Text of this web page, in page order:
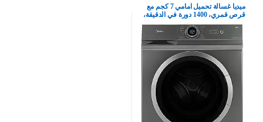
ميديا غسالة تحميل امامي 7 كجم مع
قرص قمري، 1400 دورة في الدقيقة،
مع محرك عاكس BLDC، شاشة
LED رقمية مدمجة، درجة حرارة
متعددة MF100W70BTGCC